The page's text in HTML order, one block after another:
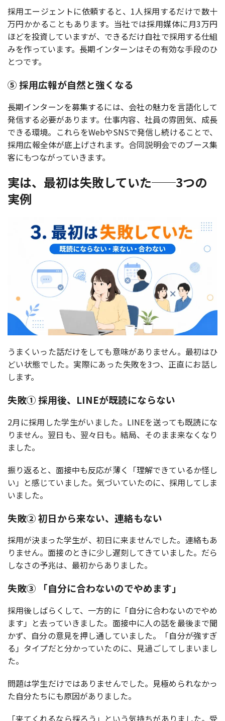
採用エージェントに依頼すると、1人採用するだけで数十
万円かかることもあります。当社では採用媒体に月3万円
ほどを投資していますが、できるだけ自社で採用する仕組
みを作っています。長期インターンはその有効な手段のひ
とつです。
⑤ 採用広報が自然と強くなる
長期インターンを募集するには、会社の魅力を言語化して
発信する必要があります。仕事内容、社員の雰囲気、成長
できる環境。これらをWebやSNSで発信し続けることで、
採用広報全体が底上げされます。合同説明会でのブース集
客にもつながっていきます。
実は、最初は失敗していた──3つの
実例
うまくいった話だけをしても意味がありません。最初はひ
どい状態でした。実際にあった失敗を3つ、正直にお話し
します。
失敗① 採用後、LINEが既読にならない
2月に採用した学生がいました。LINEを送っても既読にな
りません。翌日も、翌々日も。結局、そのまま来なくなり
ました。
振り返ると、面接中も反応が薄く「理解できているか怪し
い」と感じていました。気づいていたのに、採用してしま
いました。
失敗② 初日から来ない、連絡もない
採用が決まった学生が、初日に来ませんでした。連絡もあ
りません。面接のときに少し遅刻してきていました。だら
しなさの予兆は、最初からありました。
失敗③ 「自分に合わないのでやめます」
採用後しばらくして、一方的に「自分に合わないのでやめ
ます」と去っていきました。面接中に人の話を最後まで聞
かず、自分の意見を押し通していました。「自分が強すぎ
る」タイプだと分かっていたのに、見過ごしてしまいまし
た。
問題は学生だけではありませんでした。見極められなかっ
た自分たちにも原因がありました。
「来てくれるなら採ろう」という気持ちがありました。受